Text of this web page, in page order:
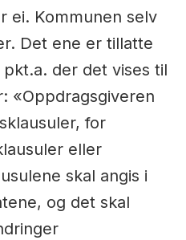
ei. Kommunen selv
Det ene er tillatte
der det vises til
«Oppdragsgiveren
for
eller
skal angis i
og det skal